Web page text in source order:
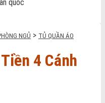
quốc
NGỦ > TỦ QUẦN ÁO
4 Cánh